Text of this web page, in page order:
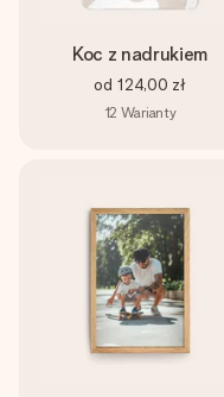
Koc z nadrukiem
od 124,00 zł
12 Warianty